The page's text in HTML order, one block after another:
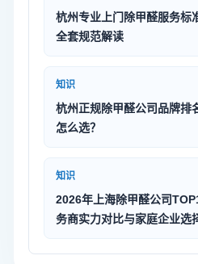
杭州专业上门除甲醛服务标
全套规范解读
知识
杭州正规除甲醛公司品牌排
怎么选？
知识
2026年上海除甲醛公司
务商实力对比与家庭企业选